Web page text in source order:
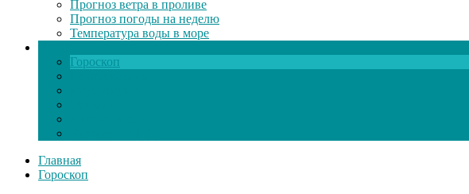
Прогноз ветра в проливе
Прогноз погоды на неделю
Температура воды в море
Гороскоп
Главная
Гороскоп